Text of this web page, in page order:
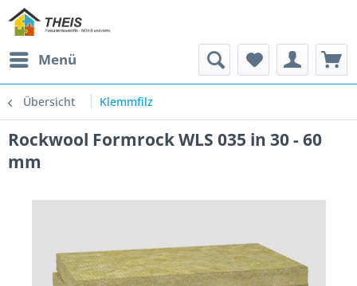
Menü
Übersicht Klemmfilz
Rockwool Formrock WLS 035 in 30 - 60
mm